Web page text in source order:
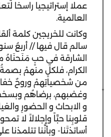
عملا إستراتيجيا راسخا
العالمية.
وكانت للخريجين كلمة
سالم قال فيها // أربعُ
الشارقة في حبٍ مَنَحنَاهُ
الكرام، فلكلٍ منهمْ
من شخصياتِهمْ وروحٌ
وغضبهم، برضاهُم
و الابحاث و الحضورِ
قلوبِنا حبَّاً وإجلالاً لا
أساتذتَنا- وبأنَّنا